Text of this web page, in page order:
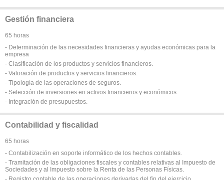
Gestión financiera
65 horas
- Determinación de las necesidades financieras y ayudas económicas para la
empresa
- Clasificación de los productos y servicios financieros.
- Valoración de productos y servicios financieros.
- Tipología de las operaciones de seguros.
- Selección de inversiones en activos financieros y económicos.
- Integración de presupuestos.
Contabilidad y fiscalidad
65 horas
- Contabilización en soporte informático de los hechos contables.
- Tramitación de las obligaciones fiscales y contables relativas al Impuesto de
Sociedades y al Impuesto sobre la Renta de las Personas Físicas.